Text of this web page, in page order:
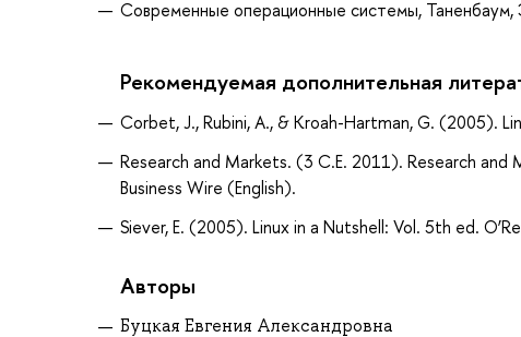
Современные операционные системы, Таненбаум,
Рекомендуемая дополнительная
Corbet, J., Rubini, A., & Kroah-Hartman, G. (2005).
Research and Markets. (3 C.E. 2011). Research
Business Wire (English).
Siever, E. (2005). Linux in a Nutshell: Vol. 5th ed.
Авторы
Буцкая Евгения Александровна